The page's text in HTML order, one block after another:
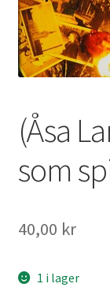
(Åsa
som
40,00 kr
1 i lager